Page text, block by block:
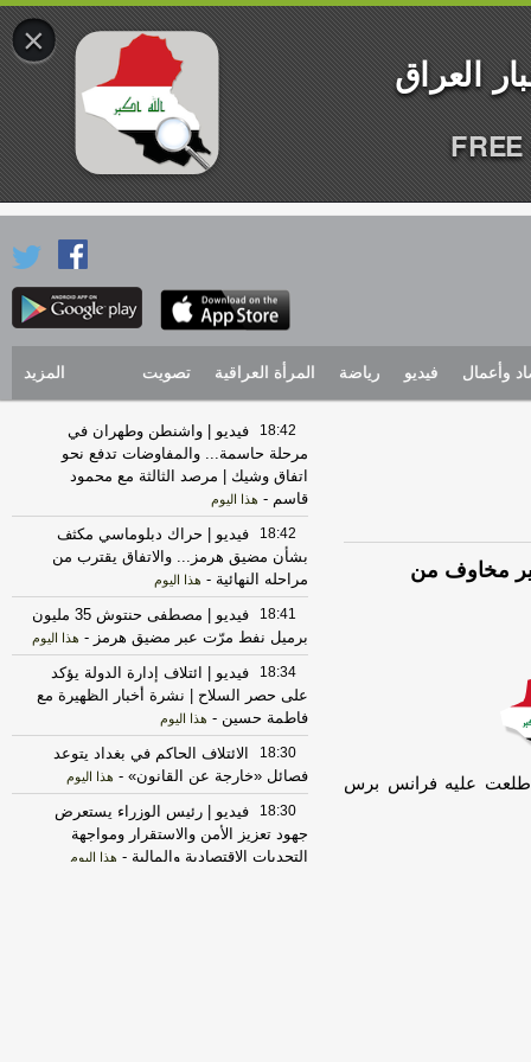
وأعمال فيديو رياضة المرأة العراقية تصويت المزيد
مخاوف من
اطلعت عليه فرانس برس
18:42
فيديو | واشنطن وطهران في
مرحلة حاسمة... والمفاوضات تدفع نحو
اتفاق وشيك | مرصد الثالثة مع محمود
قاسم - هذا اليوم
18:42
فيديو | حراك دبلوماسي مكثف
بشأن مضيق هرمز... والاتفاق يقترب من
مراحله النهائية - هذا اليوم
18:41
فيديو | مصطفى حنتوش 35 مليون
برميل نفط مرّت عبر مضيق هرمز - هذا اليوم
18:34
فيديو | ائتلاف إدارة الدولة يؤكد
على حصر السلاح | نشرة أخبار الظهيرة مع
فاطمة حسين - هذا اليوم
18:30
الائتلاف الحاكم في بغداد يتوعد
فصائل «خارجة عن القانون» - هذا اليوم
18:30
فيديو | رئيس الوزراء يستعرض
جهود تعزيز الأمن والاستقرار ومواجهة
التحديات الاقتصادية والمالية - هذا اليوم
×